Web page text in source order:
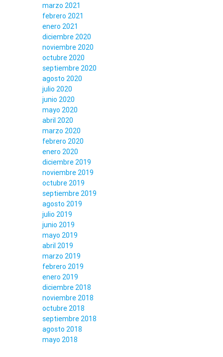
marzo 2021
febrero 2021
enero 2021
diciembre 2020
noviembre 2020
octubre 2020
septiembre 2020
agosto 2020
julio 2020
junio 2020
mayo 2020
abril 2020
marzo 2020
febrero 2020
enero 2020
diciembre 2019
noviembre 2019
octubre 2019
septiembre 2019
agosto 2019
julio 2019
junio 2019
mayo 2019
abril 2019
marzo 2019
febrero 2019
enero 2019
diciembre 2018
noviembre 2018
octubre 2018
septiembre 2018
agosto 2018
mayo 2018